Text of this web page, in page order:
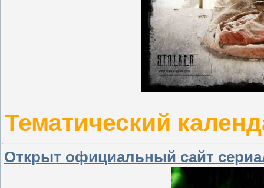
Тематический
Открыт официальный сайт